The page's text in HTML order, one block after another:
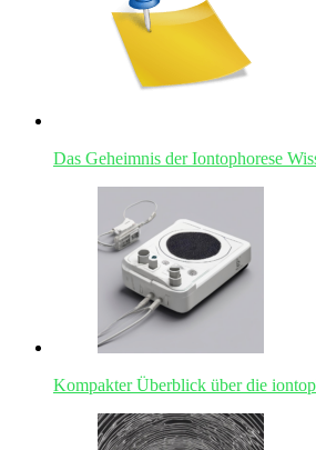
Das Geheimnis der Iontophorese
Kompakter Überblick über die